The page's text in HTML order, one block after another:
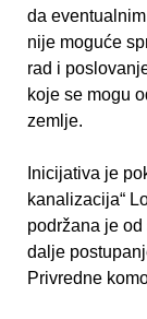
da
nije moguće
rad i
koje se mogu
zemlje.
Inicijativa je
kanalizacija“
podržana je
dalje
Privredne